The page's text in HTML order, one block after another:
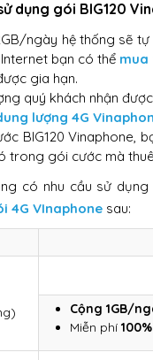
dụng gói BIG120
ngày hệ thống sẽ
bạn có thể mua
gia hạn.
quý khách nhận
lượng 4G
BIG120 Vinaphone,
trong gói cước mà
có nhu cầu sử
4G VInaphone sau:
Cộng 1GB/
Miễn phí 100%